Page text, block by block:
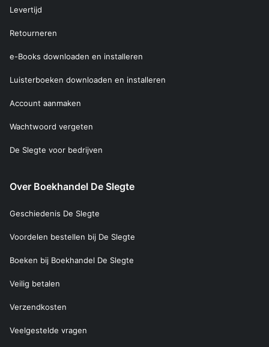
Levertijd
Retourneren
e-Books downloaden en installeren
Luisterboeken downloaden en installeren
Account aanmaken
Wachtwoord vergeten
De Slegte voor bedrijven
Over Boekhandel De Slegte
Geschiedenis De Slegte
Voordelen bestellen bij De Slegte
Boeken bij Boekhandel De Slegte
Veilig betalen
Verzendkosten
Veelgestelde vragen